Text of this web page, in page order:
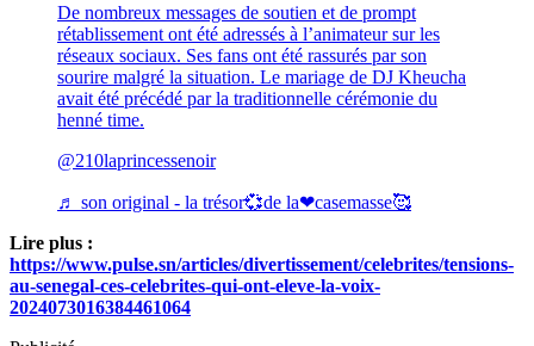
De nombreux messages de soutien et de prompt
rétablissement ont été adressés à l’animateur sur les
réseaux sociaux. Ses fans ont été rassurés par son
sourire malgré la situation. Le mariage de DJ Kheucha
avait été précédé par la traditionnelle cérémonie du
henné time.
@210laprincessenoir
♬ son original - la trésor💞de la❤casemasse🥰
Lire plus :
https://www.pulse.sn/articles/divertissement/celebrites/tensions-
au-senegal-ces-celebrites-qui-ont-eleve-la-voix-
2024073016384461064